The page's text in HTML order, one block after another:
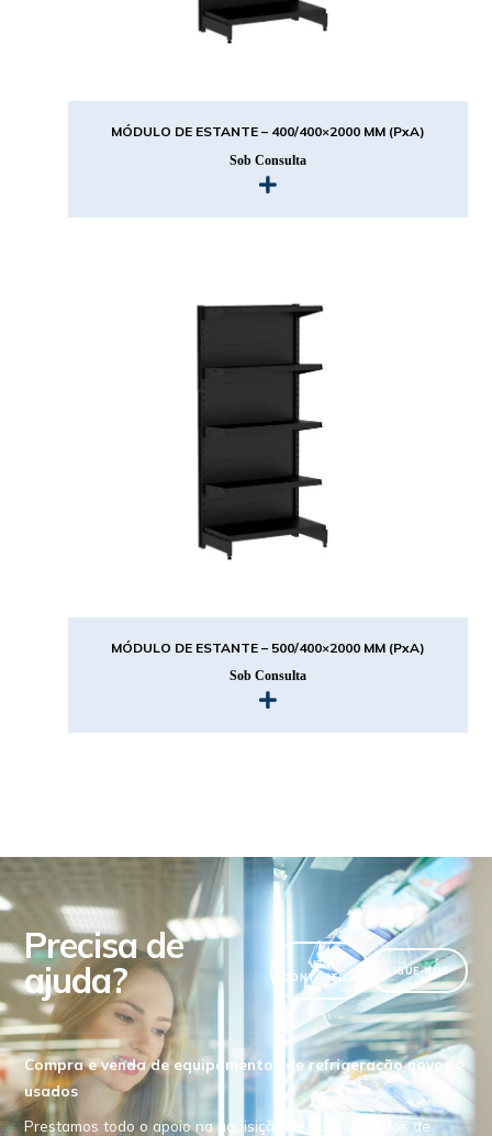
MÓDULO DE ESTANTE – 400/400×2000 MM (PxA)
Sob Consulta
MÓDULO DE ESTANTE – 500/400×2000 MM (PxA)
Sob Consulta
Precisa de
ajuda?
VER
CONTACTOS
LIGUE-NOS
Compra e venda de equipamentos de refrigeração novos e
usados
Prestamos todo o apoio na aquisição de equipamentos de